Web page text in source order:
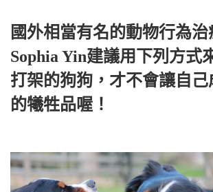
國外相當有名的動物行為
Sophia Yin建議用下列方式
打架的狗狗，才不會讓自己
的犧牲品喔！